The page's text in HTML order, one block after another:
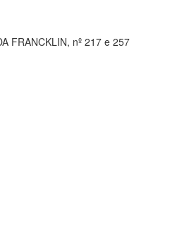
FRANCKLIN, nº 217 e 257